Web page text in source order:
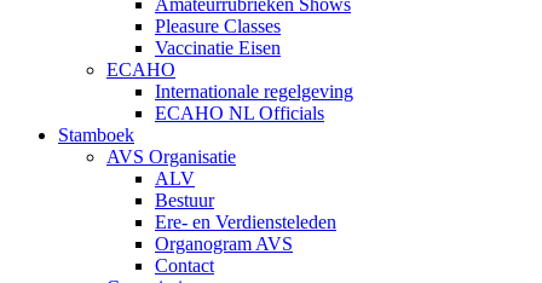
Amateurrubrieken Shows
Pleasure Classes
Vaccinatie Eisen
ECAHO
Internationale regelgeving
ECAHO NL Officials
Stamboek
AVS Organisatie
ALV
Bestuur
Ere- en Verdiensteleden
Organogram AVS
Contact